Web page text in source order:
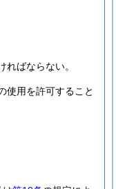
ばならない。
使用を許可すること